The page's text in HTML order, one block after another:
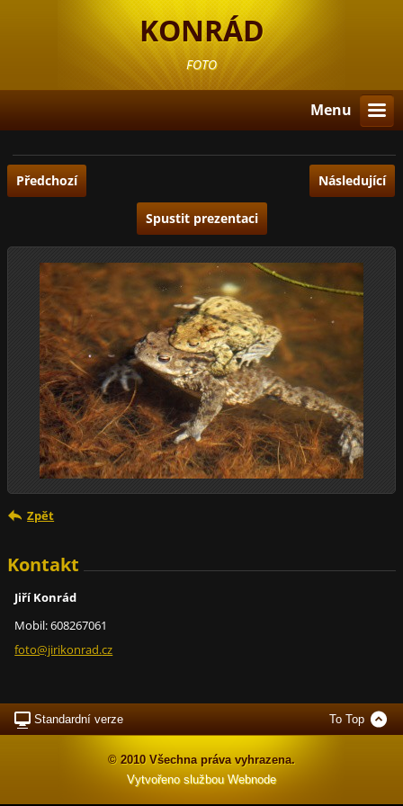
KONRÁD
FOTO
Menu
Předchozí Následující
Spustit prezentaci
Zpět
Kontakt
Jiří Konrád
Mobil: 608267061
foto@jirikonrad.cz
Standardní verze To Top
© 2010 Všechna práva vyhrazena.
Vytvořeno službou Webnode